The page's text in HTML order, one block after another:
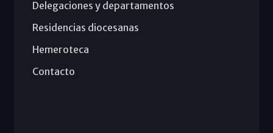
Delegaciones y departamentos
Residencias diocesanas
Hemeroteca
Contacto